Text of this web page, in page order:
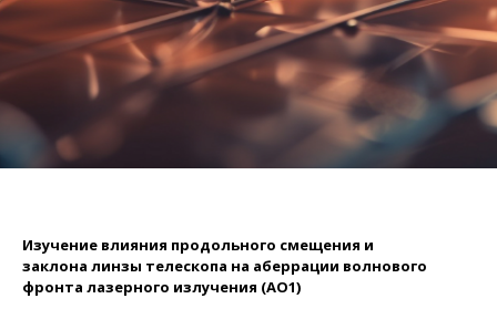
Изучение влияния продольного смещения и
заклона линзы телескопа на аберрации волнового
фронта лазерного излучения (АО1)